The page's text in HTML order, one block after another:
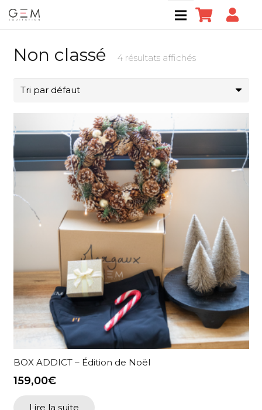
Non classé 4 résultats affichés
BOX ADDICT – Édition de Noël
159,00€
Lire la suite